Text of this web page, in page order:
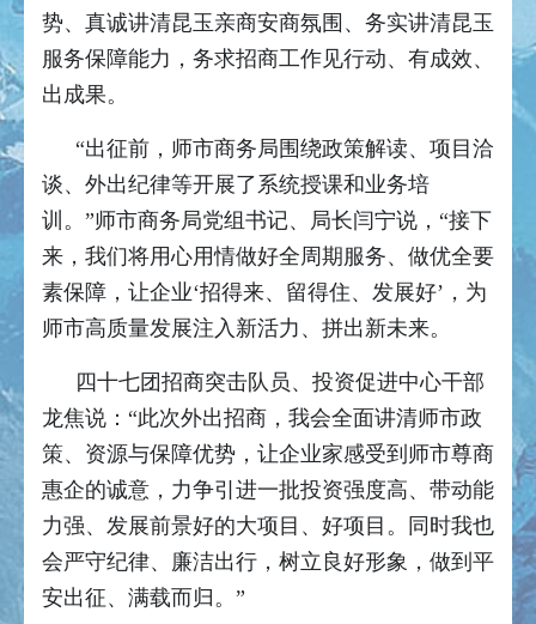
势、真诚讲清昆玉亲商安商氛围、务实讲清昆玉
服务保障能力，务求招商工作见行动、有成效、
出成果。
“出征前，师市商务局围绕政策解读、项目洽
谈、外出纪律等开展了系统授课和业务培
训。”师市商务局党组书记、局长闫宁说，“接下
来，我们将用心用情做好全周期服务、做优全要
素保障，让企业‘招得来、留得住、发展好’，为
师市高质量发展注入新活力、拼出新未来。
四十七团招商突击队员、投资促进中心干部
龙焦说：“此次外出招商，我会全面讲清师市政
策、资源与保障优势，让企业家感受到师市尊商
惠企的诚意，力争引进一批投资强度高、带动能
力强、发展前景好的大项目、好项目。同时我也
会严守纪律、廉洁出行，树立良好形象，做到平
安出征、满载而归。”